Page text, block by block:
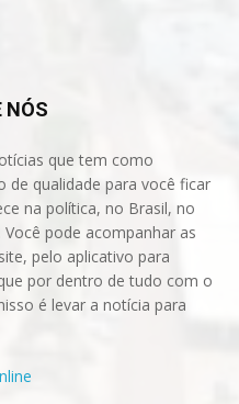
NÓS
que tem como
qualidade para você ficar
na política, no Brasil, no
pode acompanhar as
pelo aplicativo para
por dentro de tudo com o
é levar a notícia para